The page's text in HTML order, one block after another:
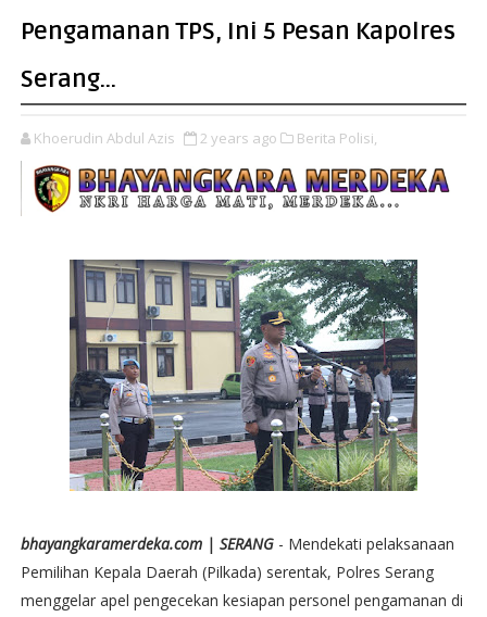
Pengamanan TPS, Ini 5 Pesan Kapolres
Serang...
Khoerudin Abdul Azis 2 years ago Berita Polisi,
bhayangkaramerdeka.com | SERANG- Mendekati pelaksanaan
Pemilihan Kepala Daerah (Pilkada) serentak, Polres Serang
menggelar apel pengecekan kesiapan personel pengamanan di